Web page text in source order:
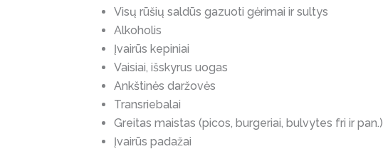
Visų rūšių saldūs gazuoti gėrimai ir sultys
Alkoholis
Įvairūs kepiniai
Vaisiai, išskyrus uogas
Ankštinės daržovės
Transriebalai
Greitas maistas (picos, burgeriai, bulvytes fri ir pan.)
Įvairūs padažai